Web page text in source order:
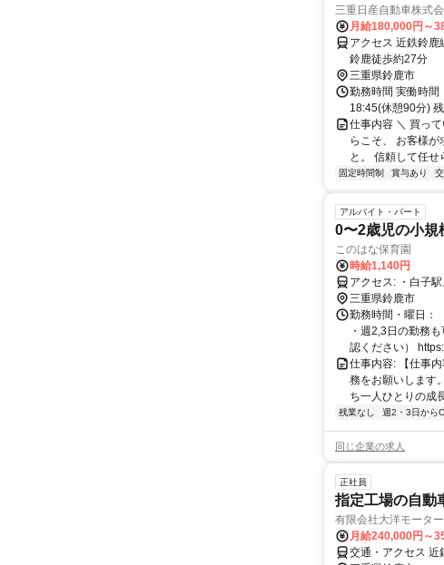
三重日産自動車株式
月給180,000円～
アクセス 近鉄鈴
鈴鹿徒歩約27分
三重県鈴鹿市
勤務時間 実働時間
18:45(休憩90分)
仕事内容 ＼ 買っ
らこそ、 お客様が
と。 信頼して任せ
固定時間制 賞与あり
アルバイト・パート
0〜2歳児の小規
このはな保育園
時給1,140円
三重県鈴鹿市
勤務時間・曜日：
・週2,3日の勤務
認ください）
仕事内容: 【仕事
務をお願いします
ち一人ひとりの成
残業なし 週2・3日から
同じ企業の求人
正社員
指定工場の自動
有限会社大洋モータ
月給240,000円～
交通・アクセス 近